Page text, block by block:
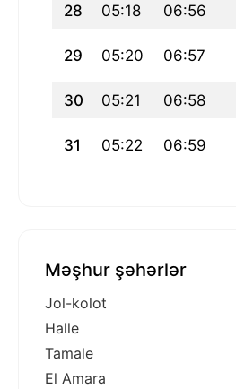
28 05:18 06:56
29 05:20 06:57
30 05:21 06:58
31 05:22 06:59
Məşhur şəhərlər
Jol-kolot
Halle
Tamale
El Amara